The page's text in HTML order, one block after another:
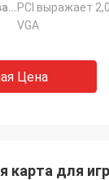
Состояние товара: PCI выражает
VGA
Цена
карта для